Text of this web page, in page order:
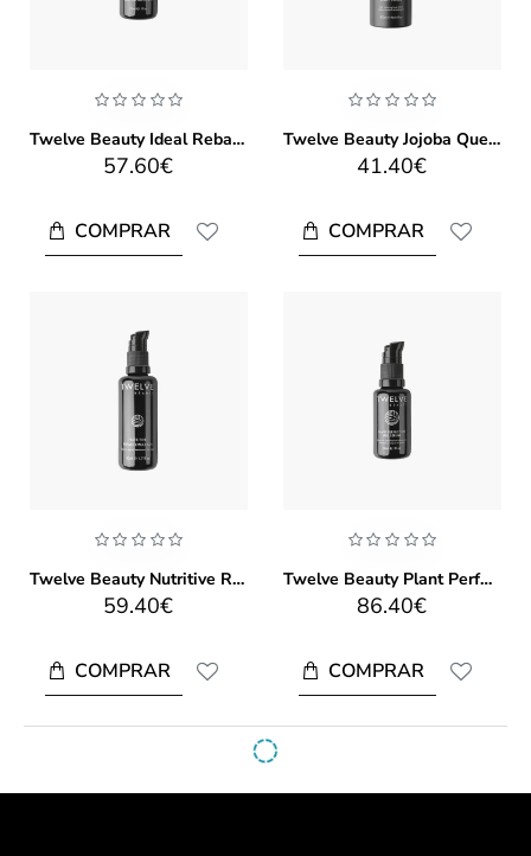
Twelve Beauty Ideal Rebalancing Level Serum 30ml
57.60€
COMPRAR
Twelve Beauty Jojoba Quench Body Serum 300ml
41.40€
COMPRAR
Twelve Beauty Nutritive Repair Emulsion 50ml
59.40€
COMPRAR
Twelve Beauty Plant Perfection Gel Serum
86.40€
COMPRAR